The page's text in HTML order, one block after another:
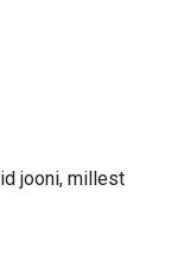
jooni, millest